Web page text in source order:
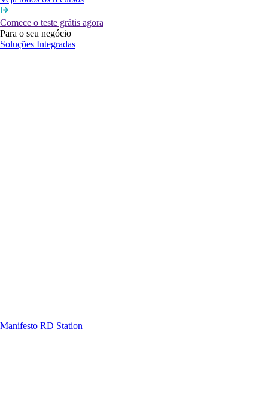
Comece o teste grátis agora
Para o seu negócio
Soluções Integradas
Manifesto RD Station